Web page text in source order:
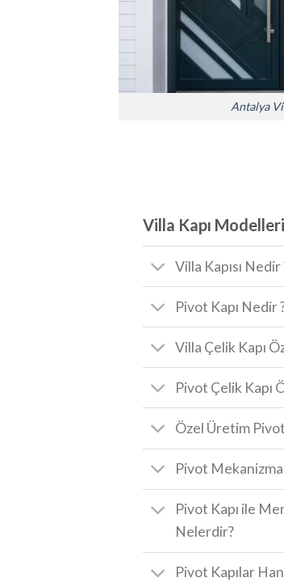
Antalya
Villa Kapı Modelleri
Villa Kapısı Nedir
Pivot Kapı Nedir
Villa Çelik Kapı
Pivot Çelik Kapı
Özel Üretim
Pivot
Pivot Kapı ile
Nelerdir?
Pivot Kapılar